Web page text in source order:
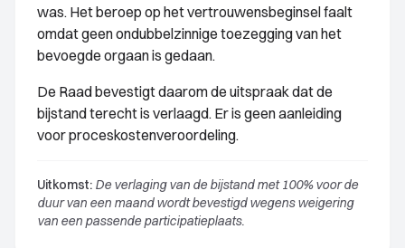
was. Het beroep op het vertrouwensbeginsel faalt
omdat geen ondubbelzinnige toezegging van het
bevoegde orgaan is gedaan.
De Raad bevestigt daarom de uitspraak dat de
bijstand terecht is verlaagd. Er is geen aanleiding
voor proceskostenveroordeling.
Uitkomst: De verlaging van de bijstand met 100% voor de
duur van een maand wordt bevestigd wegens weigering
van een passende participatieplaats.